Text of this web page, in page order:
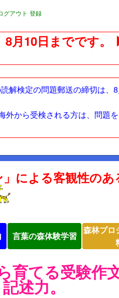
グアウト 登録
8月10日までです
解検定の問題郵送の締切は、
外から受検される方は、問題を
による客観性のあ
言葉の森体験学習
森林プロ
育てる受験作文
述力。